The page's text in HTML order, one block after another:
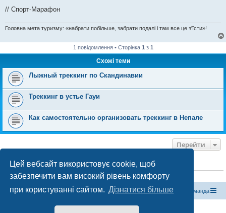
Цей вебсайт використовує cookie, щоб
забезпечити вам високий рівень комфорту
при користуванні сайтом. Дізнатися більше
// Спорт-Марафон
Головна мета туризму: «набрати побільше, забрати подалі і там все це з'їсти»!
1 повідомлення • Сторінка 1 з 1
Схожі теми
Лыжный треккинг по Скандинавии
Треккинг в устье Гауи
Как самостоятельно организовать треккинг в Непале
Перейти
ХТО ЗАРАЗ ОНЛАЙН
Зараз переглядають цей форум:ClaudeBot [бот ШІ]і 1 гість
Магазин спорядження Туристичний форум «Рюкзак» Команда
Працює на phpBB® Forum Software © phpBB Limited